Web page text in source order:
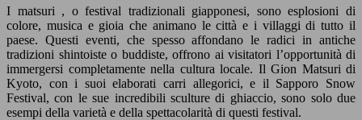
I matsuri , o festival tradizionali giapponesi, sono esplosioni di
colore, musica e gioia che animano le città e i villaggi di tutto il
paese. Questi eventi, che spesso affondano le radici in antiche
tradizioni shintoiste o buddiste, offrono ai visitatori l’opportunità di
immergersi completamente nella cultura locale. Il Gion Matsuri di
Kyoto, con i suoi elaborati carri allegorici, e il Sapporo Snow
Festival, con le sue incredibili sculture di ghiaccio, sono solo due
esempi della varietà e della spettacolarità di questi festival.